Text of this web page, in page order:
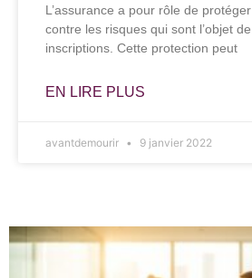
L’assurance a pour rôle de
contre les risques qui sont l’objet
inscriptions. Cette protection peut
EN LIRE PLUS
avantdemourir 9 janvier 2022